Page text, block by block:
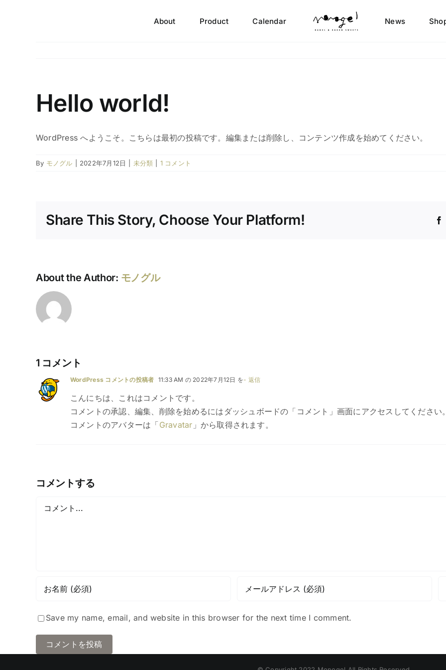
About Product Calendar News
Hello world!
WordPress へようこそ。こちらは最初の投稿です。編集または削除し、コンテンツ作成を始めてください。
By モノグル 2022年7月12日 未分類 1 コメント
Share This Story, Choose Your Platform!
About the Author: モノグル
1 コメント
WordPress コメントの投稿者 11:33 AM の 2022年7月12日 を- 返信
こんにちは、これはコメントです。
コメントの承認、編集、削除を始めるにはダッシュボードの「コメント」画面にアクセスしてください。
コメントのアバターは「Gravatar 」から取得されます。
コメントする
Save my name, email, and website in this browser for the next time I comment.